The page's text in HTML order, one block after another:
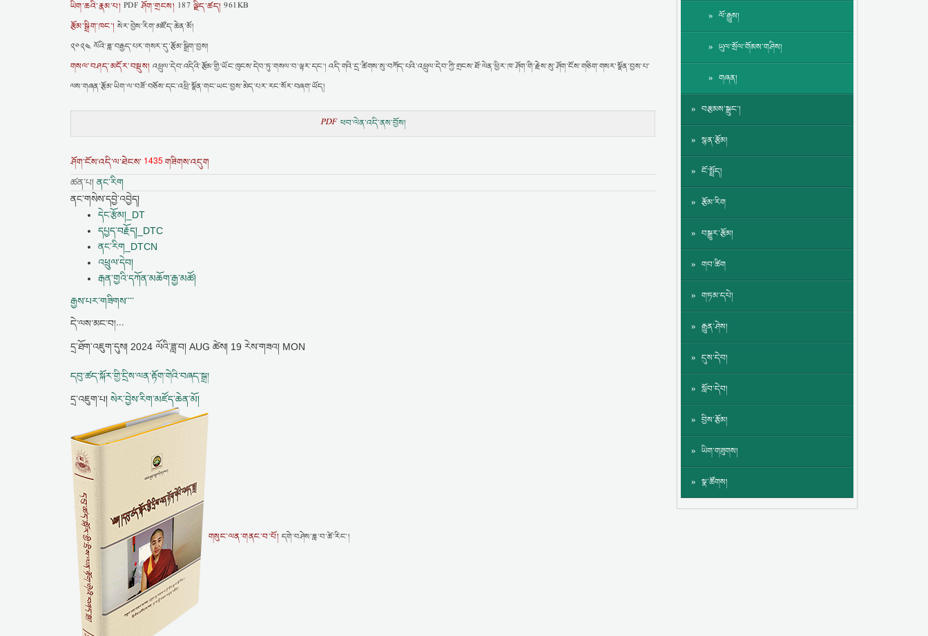
ཡིག་ཆའི་རྣམ་པ། PDF ཤོག་གྲངས། 187 ལྗིད་ཚད། 961KB
རྩོམ་སྒྲིག་ཁང་། སེར་བྱེས་རིག་མཛོད་ཆེན་མོ།
༢༠༢༤ ལོའི་ཟླ་བརྒྱད་པར་གསར་དུ་རྩོམ་སྒྲིག་བྱས།
གསལ་བཤད་མདོར་བསྡུས།འཕྲུལ་དེབ་འདིའི་རྩོམ་གྱི་ཡོང་ཁུངས་དེབ་ཏུ་གསལ་བ་ལྟར་དང་། འདི་གའི་དྲ་ཚིགས་སུ་བཀོད་པའི་འཕྲུལ་དེབ་ཀྱི་གྲངས་ཐོ་ལེན་ཕྱིར་ཁ་ཤོག་གི་རྗེས་སུ་ཤོག་ངོས་གཅིག་གསར་སྣོན་བྱས་པ་
ལས་གཞན་རྩོམ་ཡིག་ལ་བཟོ་བཅོས་དང་འཕྲི་སྣོན་གང་ཡང་བྱས་མེད་པར་རང་སོར་བཞག་ཡོད།
PDF ཕབ་ལེན་འདི་ནས་བྱོས།
ཤོག་ངོས་འདི་ལ་ཐེངས་ 1435 གཟིགས་འདུག
ཚན་པ། ནང་རིག
ནང་གསེས་དབྱེ་འབྱེད།
དེང་རྩོམ།_DT
དཔྱད་བརྗོད།_DTC
ནང་རིག_DTCN
འཕྲུལ་དེབ།
རྒན་གྱའི་དཀོན་མཆོག་རྒྱ་མཚོ།
རྒྱས་པར་གཟིགས་་་་
དེ་ལས་མང་བ།...
དྲ་ཐོག་འཇུག་དུས། 2024 ལོའི་ཟླ་བ། AUG ཚེས། 19 རེས་གཟའ། MON
དབུ་ཚད་སྐོར་གྱི་དྲིས་ལན་རྟོག་གེའི་བཞད་སྒྲ།
དྲ་འཇུག་པ། སེར་བྱེས་རིག་མཛོད་ཆེན་མོ།
གསུང་ལན་གནང་བ་པོ། དགེ་བཤེས་ཟླ་བ་ཚེ་རིང་།
ལོ་རྒྱུས།
ཡུལ་སྲོལ་གོམས་གཤིས།
གཞན།
བརྩམས་སྒྲུང་།
སྙན་རྩོམ།
ངོ་སྤྲོད།
རྩོམ་རིག
བསྒྱུར་རྩོམ།
གབ་ཚིག
གཏམ་དཔེ།
རྒྱུན་ཤེས།
དུས་དེབ།
སློབ་དེབ།
བྱིས་རྩོམ།
ཡིག་གཟུགས།
སྣ་ཚོགས།